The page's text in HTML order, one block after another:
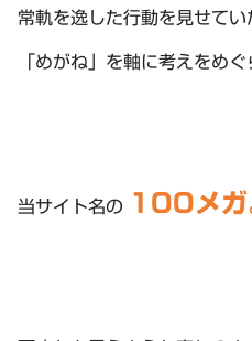
常軌を逸した行動を見せて
「めがね」を軸に考えをめぐ
当サイト名の 100メガ